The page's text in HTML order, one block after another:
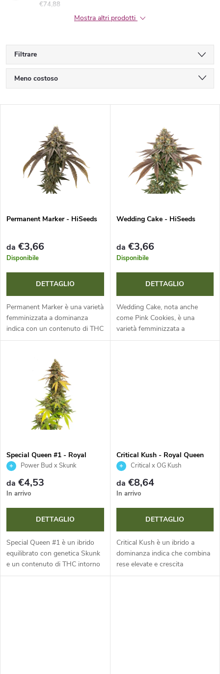
€74,88
Mostra altri prodotti
Filtrare
O
r
m
e
n
t
o
r
o
d
t
t
Meno costoso
In ordine alfabetico
c
o
d
i
p
t
t
i
Permanent Marker - HiSeeds
da €3,66
Disponibile
DETTAGLIO
Permanent Marker è una varietà
femminizzata a dominanza
indica con un contenuto di THC
estremamente elevato (fino al
ottime rese e un profilo...
Wedding Cake - HiSeeds
da €3,66
Disponibile
DETTAGLIO
Wedding Cake, nota anche
come Pink Cookies, è una
varietà femminizzata a
dominanza indica con un alto
Special Queen #1 - Royal
Queen Seeds
Power Bud x Skunk
da €4,53
In arrivo
DETTAGLIO
Special Queen #1 è un ibrido
equilibrato con genetica Skunk
e un contenuto di THC intorno
al 18 %. Ideale per i principianti
Critical Kush - Royal Queen
SeedsCritical x OG Kush
da €8,64
In arrivo
DETTAGLIO
Critical Kush è un ibrido a
dominanza indica che combina
rese elevate e crescita
compatta. Con un contenuto di